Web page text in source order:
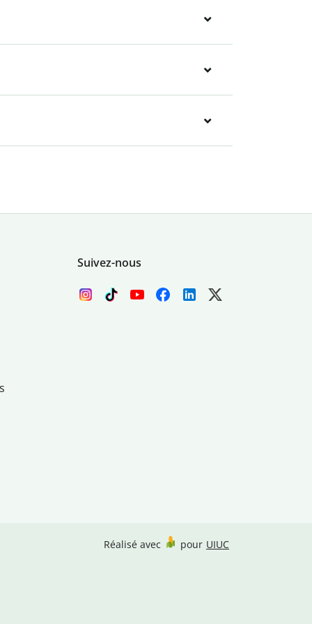
Suivez-nous
Réalisé avec pour UIUC